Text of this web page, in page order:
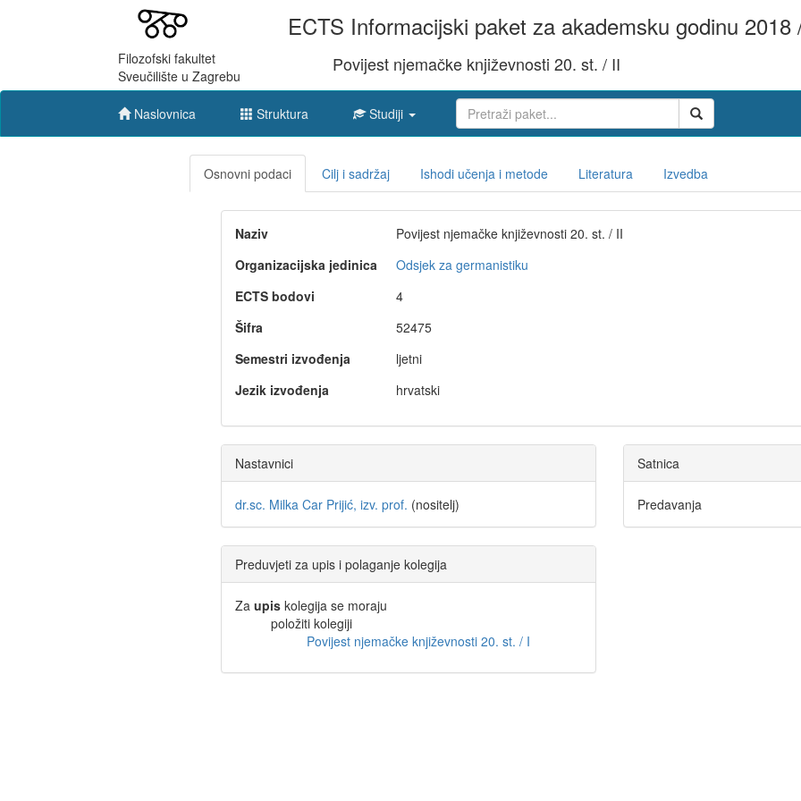
Filozofski fakultet
Sveučilište u Zagrebu
ECTS Informacijski paket za akademsku godinu 2018
Povijest njemačke književnosti 20. st. / II
Naslovnica Struktura Studiji
Osnovni podaci Cilj i sadržaj Ishodi učenja i metode Literatura Izvedba
Naziv
Povijest njemačke književnosti 20. st. / II
Organizacijska jedinica
Odsjek za germanistiku
ECTS bodovi
4
Šifra
52475
Semestri izvođenja
ljetni
Jezik izvođenja
hrvatski
Nastavnici
dr.sc. Milka Car Prijić, izv. prof. (nositelj)
Satnica
Predavanja
Preduvjeti za upis i polaganje kolegija
Za upis kolegija se moraju
položiti kolegiji
Povijest njemačke književnosti 20. st. / I